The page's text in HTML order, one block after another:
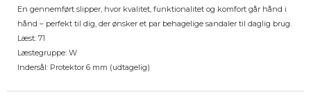
En gennemført slipper, hvor kvalitet, funktionalitet og komfort går hånd i
hånd – perfekt til dig, der ønsker et par behagelige sandaler til daglig brug.
Læst: 71
Læstegruppe: W
Indersål: Protektor 6 mm (udtagelig)